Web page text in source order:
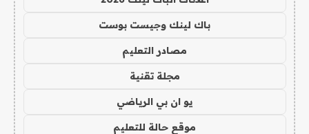
باك لينك وجيست بوست
مصادر التعليم
مجلة تقنية
يو ان بي الرياضي
موقع حالة للتعليم